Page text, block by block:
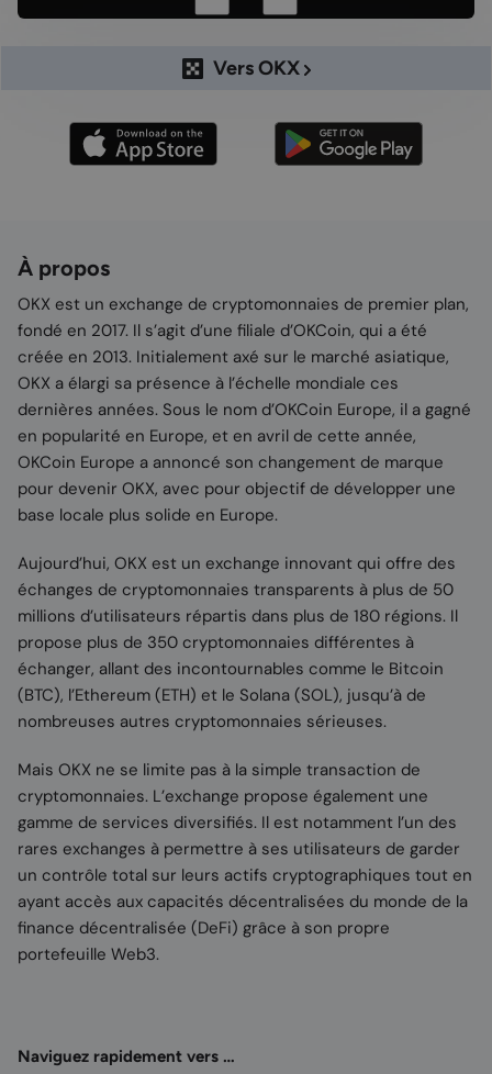
Vers OKX
À propos
OKX est un exchange de cryptomonnaies de premier plan,
fondé en 2017. Il s’agit d’une filiale d’OKCoin, qui a été
créée en 2013. Initialement axé sur le marché asiatique,
OKX a élargi sa présence à l’échelle mondiale ces
dernières années. Sous le nom d’OKCoin Europe, il a gagné
en popularité en Europe, et en avril de cette année,
OKCoin Europe a annoncé son changement de marque
pour devenir OKX, avec pour objectif de développer une
base locale plus solide en Europe.
Aujourd’hui, OKX est un exchange innovant qui offre des
échanges de cryptomonnaies transparents à plus de 50
millions d’utilisateurs répartis dans plus de 180 régions. Il
propose plus de 350 cryptomonnaies différentes à
échanger, allant des incontournables comme le Bitcoin
(BTC), l’Ethereum (ETH) et le Solana (SOL), jusqu’à de
nombreuses autres cryptomonnaies sérieuses.
Mais OKX ne se limite pas à la simple transaction de
cryptomonnaies. L’exchange propose également une
gamme de services diversifiés. Il est notamment l’un des
rares exchanges à permettre à ses utilisateurs de garder
un contrôle total sur leurs actifs cryptographiques tout en
ayant accès aux capacités décentralisées du monde de la
finance décentralisée (DeFi) grâce à son propre
portefeuille Web3.
Naviguez rapidement vers …